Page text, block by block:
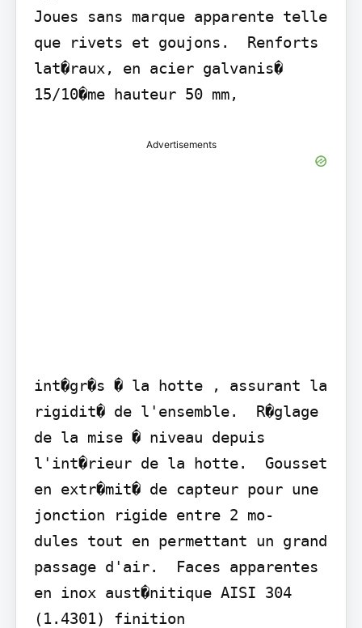
Joues sans marque apparente telle
que rivets et goujons.  Renforts
lat�raux, en acier galvanis�
15/10�me hauteur 50 mm,
Advertisements
int�gr�s � la hotte , assurant la
rigidit� de l'ensemble.  R�glage
de la mise � niveau depuis
l'int�rieur de la hotte.  Gousset
en extr�mit� de capteur pour une
jonction rigide entre 2 mo-
dules tout en permettant un grand
passage d'air.  Faces apparentes
en inox aust�nitique AISI 304
(1.4301) finition